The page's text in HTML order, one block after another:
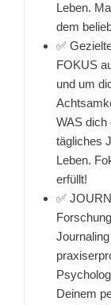
Leben.
dem
✅
FOKUS
und um
WAS dich
tägliches
Leben.
erfüllt!
✅
Deinem